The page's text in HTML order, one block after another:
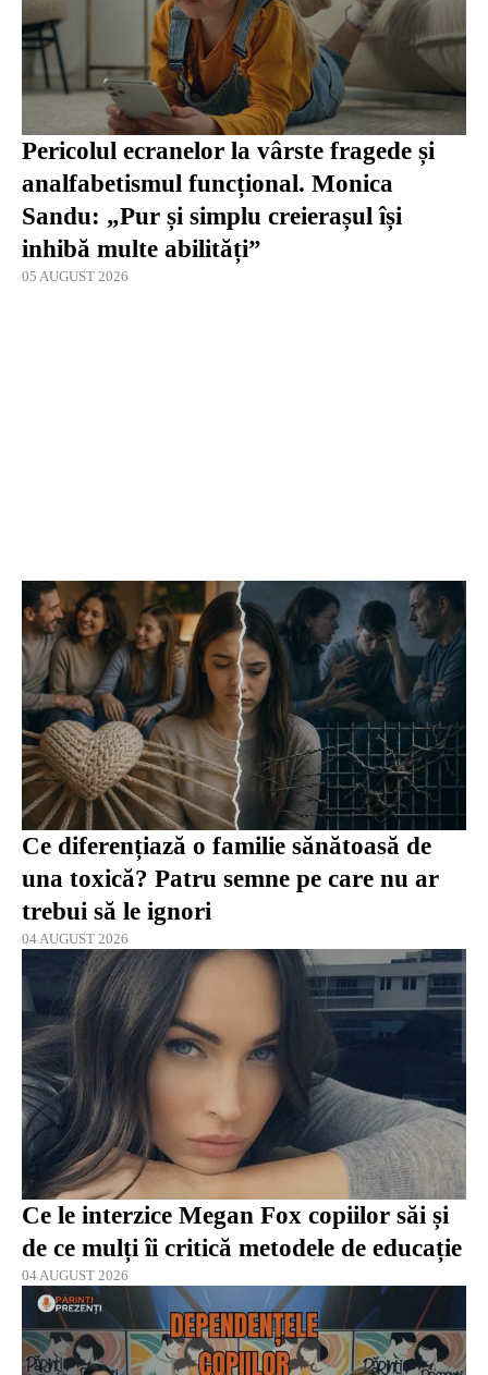
Pericolul ecranelor la vârste fragede și
analfabetismul funcțional. Monica
Sandu: „Pur și simplu creierașul își
inhibă multe abilități”
05 AUGUST 2026
Ce diferențiază o familie sănătoasă de
una toxică? Patru semne pe care nu ar
trebui să le ignori
04 AUGUST 2026
Ce le interzice Megan Fox copiilor săi și
de ce mulți îi critică metodele de educație
04 AUGUST 2026